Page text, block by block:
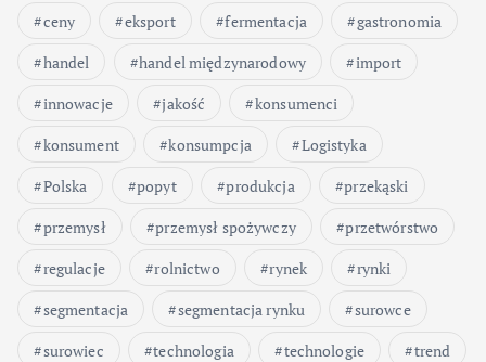
ceny
eksport fermentacja
gastronomia
handel
handel międzynarodowy
import
innowacje
jakość
konsumenci
konsument
konsumpcja
Logistyka
Polska
popyt produkcja
przekąski
przemysł
przemysł spożywczy
przetwórstwo
regulacje
rolnictwo rynek
rynki
segmentacja
segmentacja rynku
surowce
surowiec
technologia technologie
trend